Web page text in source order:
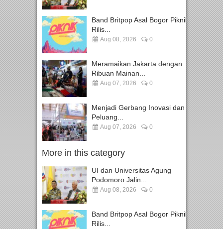
Band Britpop Asal Bogor Piknik
Rilis...
Aug 08, 2026 0
Meramaikan Jakarta dengan
Ribuan Mainan...
Aug 07, 2026 0
Menjadi Gerbang Inovasi dan
Peluang...
Aug 07, 2026 0
More in this category
UI dan Universitas Agung
Podomoro Jalin...
Aug 08, 2026 0
Band Britpop Asal Bogor Piknik
Rilis...